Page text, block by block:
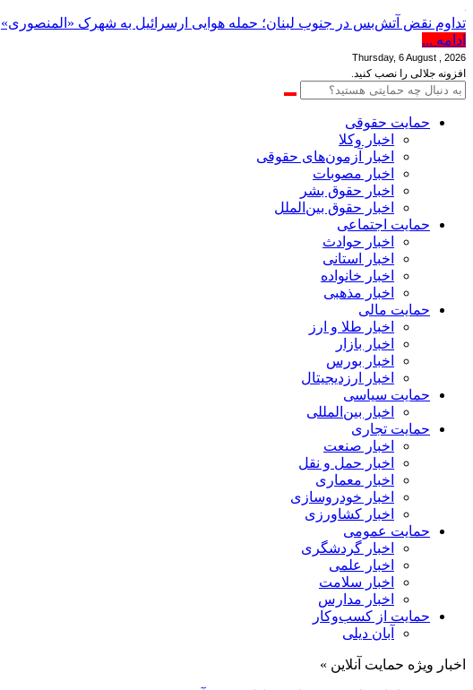
تداوم نقض آتش‌بس در جنوب لبنان؛ حمله هوایی ارسرائیل به شهرک «المنصوری»
ادامه ...
Thursday, 6 August , 2026
افزونه جلالی را نصب کنید.
حمایت حقوقی
اخبار وکلا
اخبار آزمون‌های حقوقی
اخبار مصوبات
اخبار حقوق بشر
اخبار حقوق بین‌الملل
حمایت اجتماعی
اخبار حوادث
اخبار استانی
اخبار خانواده
اخبار مذهبی
حمایت مالی
اخبار طلا و ارز
اخبار بازار
اخبار بورس
اخبار ارزدیجیتال
حمایت سیاسی
اخبار بین‌المللی
حمایت تجاری
اخبار صنعت
اخبار حمل و نقل
اخبار معماری
اخبار خودروسازی
اخبار کشاورزی
حمایت عمومی
اخبار گردشگری
اخبار علمی
اخبار سلامت
اخبار مدارس
حمایت از کسب‌وکار
آبان دیلی
اخبار ویژه حمایت آنلاین »